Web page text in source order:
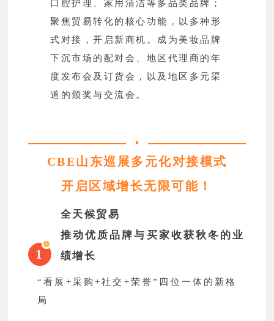
口腔护理、家用清洁等多品类品牌；
聚焦贸易转化的核心功能，以多种形
式对接，开启新商机。成为美妆品牌
下沉市场的配对会、地区代理商的年
度发布会及订货会，以及地区多元渠
道的颁奖与交流会。
CBE山东巡展多元化对接模式
开启区域增长无限可能！
1
全天候贸易
推动优质品牌与买家收获秋冬的业
绩增长
“看展+采购+社交+荣誉”四位一体的新格
局